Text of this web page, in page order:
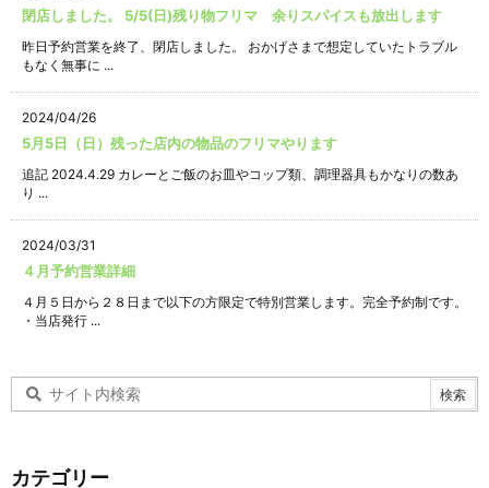
閉店しました。 5/5(日)残り物フリマ 余りスパイスも放出します
昨日予約営業を終了、閉店しました。 おかげさまで想定していたトラブル
もなく無事に ...
2024/04/26
5月5日（日）残った店内の物品のフリマやります
追記 2024.4.29 カレーとご飯のお皿やコップ類、調理器具もかなりの数あ
り ...
2024/03/31
４月予約営業詳細
４月５日から２８日まで以下の方限定で特別営業します。完全予約制です。
・当店発行 ...
カテゴリー